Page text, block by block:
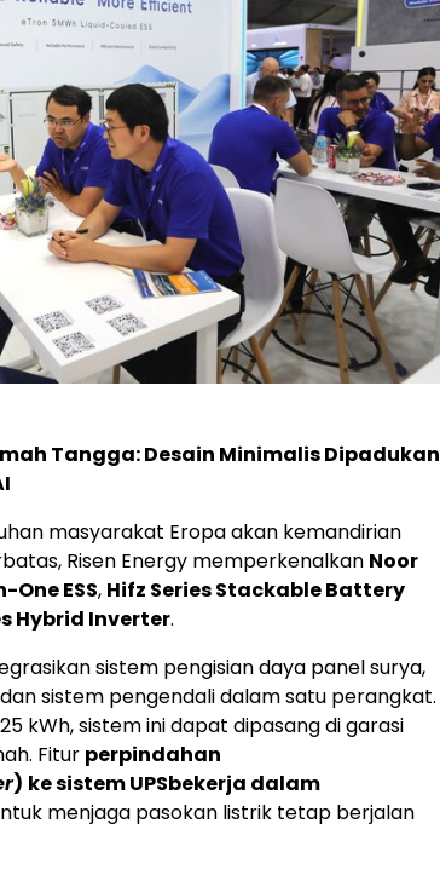
Tangga: Desain Minimalis Dipadukan
masyarakat Eropa akan kemandirian
Risen Energy memperkenalkan Noor
ESS, Hifz Series Stackable Battery
Hybrid Inverter.
sistem pengisian daya panel surya,
sistem pengendali dalam satu perangkat.
kWh, sistem ini dapat dipasang di garasi
Fitur perpindahan
) ke sistem UPSbekerja dalam
menjaga pasokan listrik tetap berjalan